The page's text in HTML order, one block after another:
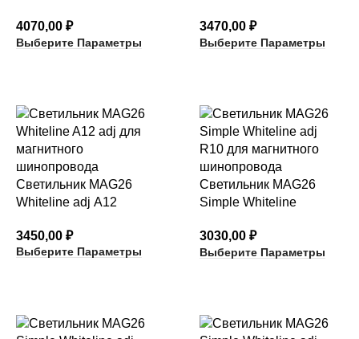
4070,00 ₽
Выберите Параметры
3470,00 ₽
Выберите Параметры
Светильник MAG26
Whiteline adj A12
3450,00 ₽
Выберите Параметры
Светильник MAG26
Simple Whiteline
3030,00 ₽
Выберите Параметры